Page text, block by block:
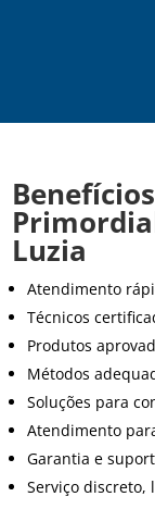
Luzia
Atendimento
Técnicos
Produtos
Métodos
Soluções para
Atendimento
Garantia e
Serviço discreto,